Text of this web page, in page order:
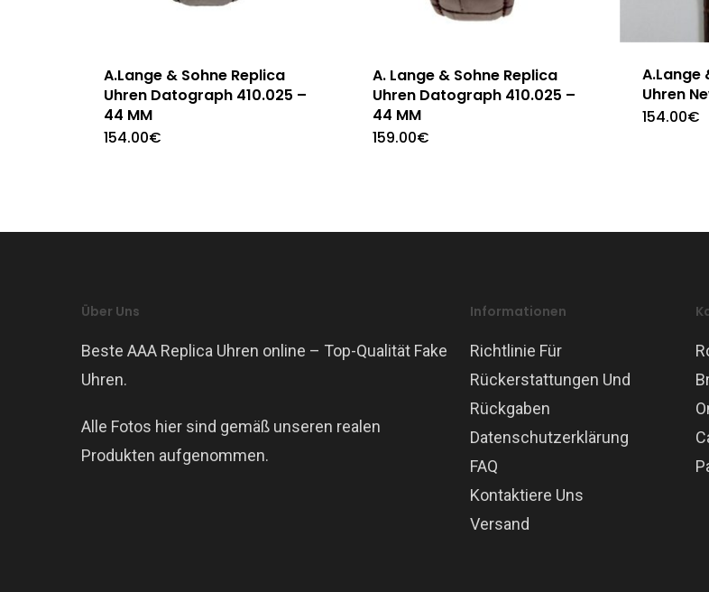
A.Lange & Sohne Replica
Uhren Datograph 410.025 –
44 MM
154.00€
A. Lange & Sohne Replica
Uhren Datograph 410.025 –
44 MM
159.00€
A.Lange
Uhren
154.00€
Über Uns
Beste AAA Replica Uhren online – Top-Qualität Fake
Uhren.
Alle Fotos hier sind gemäß unseren realen
Produkten aufgenommen.
Informationen
Richtlinie Für
Rückerstattungen Und
Rückgaben
Datenschutzerklärung
FAQ
Kontaktiere Uns
Versand